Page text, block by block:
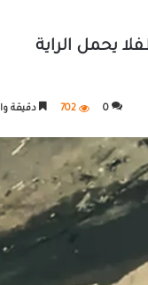
يحمل الراية
0
702 دقيقة